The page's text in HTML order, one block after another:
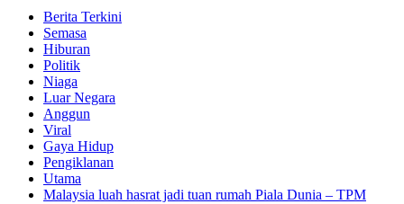
Berita Terkini
Semasa
Hiburan
Politik
Niaga
Luar Negara
Anggun
Viral
Gaya Hidup
Pengiklanan
Utama
Malaysia luah hasrat jadi tuan rumah Piala Dunia – TPM